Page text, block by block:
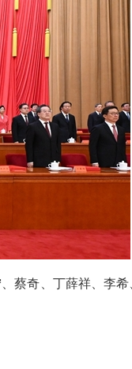
蔡奇、丁薛祥、李